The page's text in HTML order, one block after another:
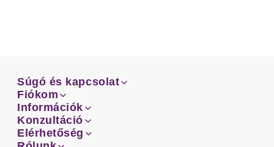
Súgó és kapcsolat
Email
Facebook
Súgó és kapcsolat
Email
Facebook
Fiókom
Rendeléseid
Fiókom
Rendeléseid
Információk
Szállítás
Információk
Szállítás
Konzultáció
Mérettanácsadó
Konzultáció
Elérhetőség
Elérhetőség